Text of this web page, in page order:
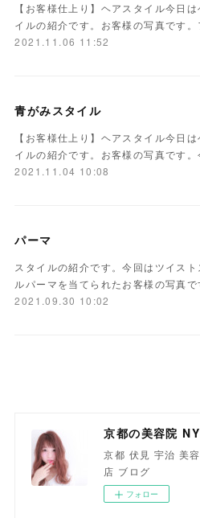
【お客様仕上り】ヘアスタイル今日は
イルの紹介です。お客様の写真です
2021.11.06 11:52
青がみスタイル
【お客様仕上り】ヘアスタイル今日は
イルの紹介です。お客様の写真です
2021.11.04 10:08
パーマ
スタイルの紹介です。今回はツイスト
ルパーマを当てられたお客様の写真
2021.09.30 10:02
京都 伏見 宇治 美
店 ブログ
フォロー